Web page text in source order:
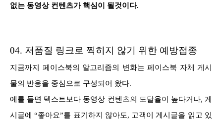
없는 동영상 컨텐츠가 핵심이 될것이다.
04. 저품질 링크로 찍히지 않기 위한 예방접종
지금까지 페이스북의 알고리즘의 변화는 페이스북 자체 게시
물의 반응을 중심으로 구성되어 왔다.
예를 들면 텍스트보다 동영상 컨텐츠의 도달율이 높다거나, 게
시글에 “좋아요”를 표기하지 않아도, 고객이 게시글을 읽고 있